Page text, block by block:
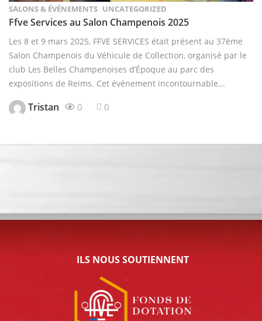
SALONS & ÉVÉNEMENTS UNCATEGORIZED
Ffve Services au Salon Champenois 2025
Les 8 et 9 mars 2025, FFVE SERVICES était présent au 37ème
Salon Champenois du Véhicule de Collection, organisé par le
club Les Belles Champenoises d’Époque au parc des
expositions de Reims. Cet événement incontournable...
Tristan 0 0
ILS NOUS SOUTIENNENT